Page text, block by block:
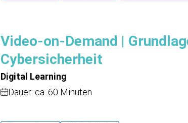
Video-on-Demand |
Cybersicherheit
Digital Learning
Dauer: ca. 60 Minuten